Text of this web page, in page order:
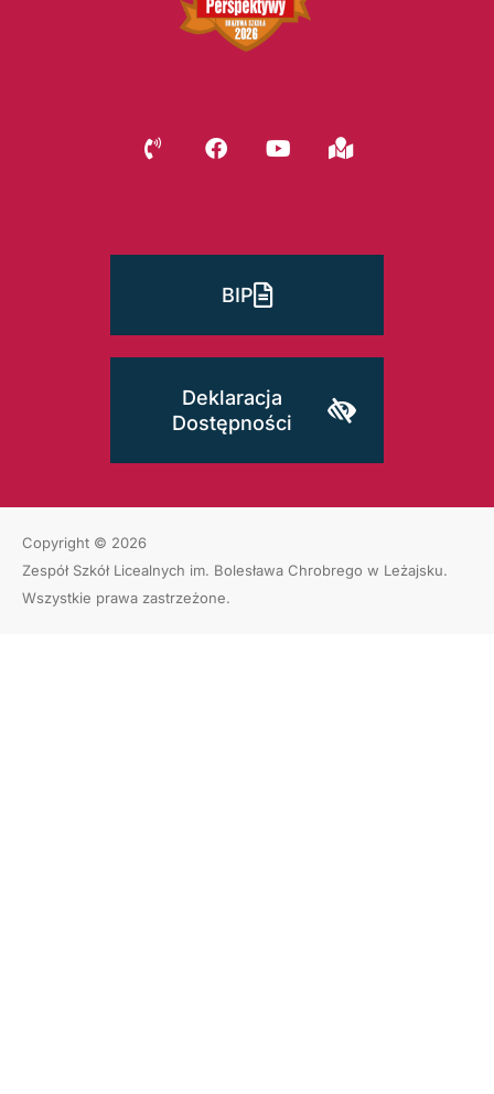
BIP
Deklaracja
Dostępności
Copyright © 2026
Zespół Szkół Licealnych im. Bolesława Chrobrego w Leżajsku.
Wszystkie prawa zastrzeżone.